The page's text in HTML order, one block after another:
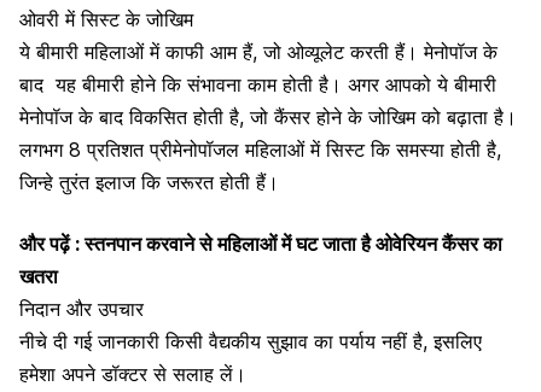
ओवरी में सिस्ट के जोखिम
ये बीमारी महिलाओं में काफी आम हैं, जो ओव्यूलेट करती हैं।मेनोपॉज के
बाद यह बीमारी होने कि संभावना काम होती है। अगर आपको ये बीमारी
मेनोपॉजके बाद विकसित होती है, जोकैंसर होने केजोखिम को बढ़ाता है।
लगभग 8 प्रतिशत प्रीमेनोपॉजल महिलाओं में सिस्ट कि समस्या होती है,
जिन्हे तुरंत इलाज कि जरूरत होती हैं।
और पढ़ें :स्तनपान करवाने से महिलाओं में घट जाता है ओवेरियन कैंसर का
खतरा
निदान और उपचार
नीचे दी गई जानकारी किसी वैद्यकीय सुझाव का पर्याय नहीं है, इसलिए
हमेशा अपने डॉक्टर से सलाह लें।